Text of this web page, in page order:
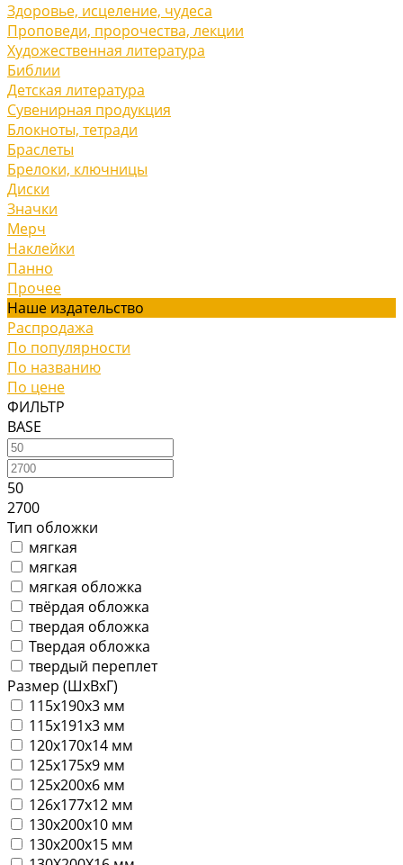
Здоровье, исцеление, чудеса
Проповеди, пророчества, лекции
Художественная литература
Библии
Детская литература
Сувенирная продукция
Блокноты, тетради
Браслеты
Брелоки, ключницы
Диски
Значки
Мерч
Наклейки
Панно
Прочее
Наше издательство
Распродажа
По популярности
По названию
По цене
ФИЛЬТР
BASE
50
2700
Тип обложки
мягкая
мягкая
мягкая обложка
твёрдая обложка
твердая обложка
Твердая обложка
твердый переплет
Размер (ШхВхГ)
115х190х3 мм
115х191х3 мм
120х170х14 мм
125х175х9 мм
125х200х6 мм
126х177х12 мм
130х200х10 мм
130х200х15 мм